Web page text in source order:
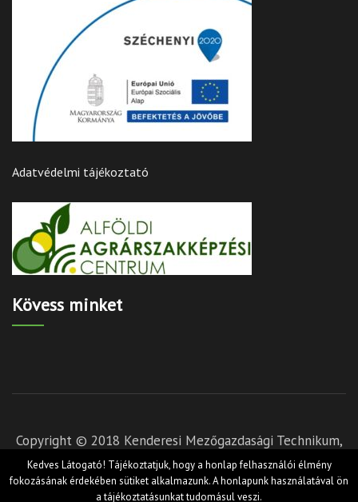
Adatvédelmi tájékoztató
Kövess minket
Copyright © 2018 Kenderesi Mezőgazdasági Technikum,
Szakképző Iskola és Kollégium - Készítette:Hernyák
Gábor e.v.és Törőcsik István - Design by RARA Theme
Kedves Látogató! Tájékoztatjuk, hogy a honlap felhasználói élmény
fokozásának érdekében sütiket alkalmazunk. A honlapunk használatával ön
a tájékoztatásunkat tudomásul veszi.